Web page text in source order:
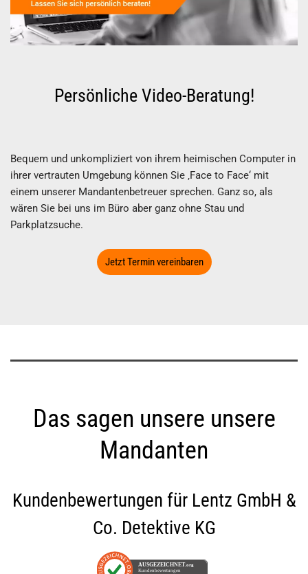
Persönliche Video-Beratung!
Bequem und unkompliziert von ihrem heimischen Computer in
ihrer vertrauten Umgebung können Sie ‚Face to Face‘ mit
einem unserer Mandantenbetreuer sprechen. Ganz so, als
wären Sie bei uns im Büro aber ganz ohne Stau und
Parkplatzsuche.
Jetzt Termin vereinbaren
Das sagen unsere unsere
Mandanten
Kundenbewertungen für Lentz GmbH &
Co. Detektive KG
AUSGEZEICHNET.org
Kundenbewertungen